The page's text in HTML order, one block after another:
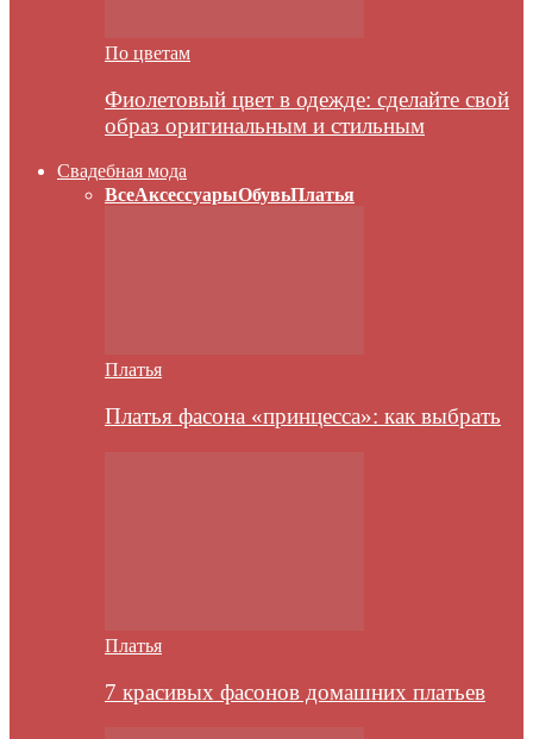
По цветам
Фиолетовый цвет в одежде: сделайте свой
образ оригинальным и стильным
Свадебная мода
ВсеАксессуарыОбувьПлатья
Платья
Платья фасона «принцесса»: как выбрать
Платья
7 красивых фасонов домашних платьев